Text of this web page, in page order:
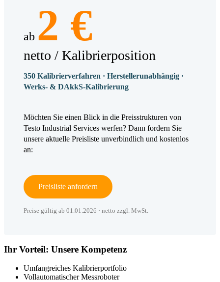
ab 2 €
netto / Kalibrierposition
350 Kalibrierverfahren · Herstellerunabhängig ·
Werks- & DAkkS-Kalibrierung
Möchten Sie einen Blick in die Preisstrukturen von
Testo Industrial Services werfen? Dann fordern Sie
unsere aktuelle Preisliste unverbindlich und kostenlos
an:
Preisliste anfordern
Preise gültig ab 01.01.2026 · netto zzgl. MwSt.
Ihr Vorteil: Unsere Kompetenz
Umfangreiches Kalibrierportfolio
Vollautomatischer Messroboter